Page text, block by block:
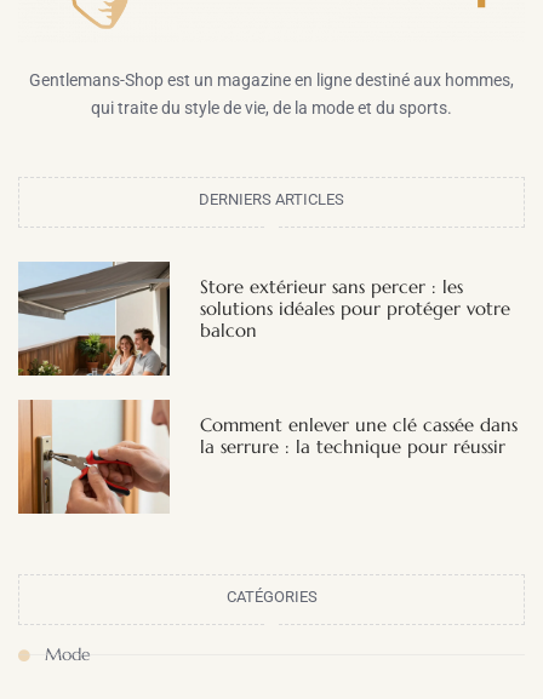
Gentlemans-Shop est un magazine en ligne destiné aux hommes,
qui traite du style de vie, de la mode et du sports.
DERNIERS ARTICLES
Store extérieur sans percer : les
solutions idéales pour protéger votre
balcon
Comment enlever une clé cassée dans
la serrure : la technique pour réussir
CATÉGORIES
Mode